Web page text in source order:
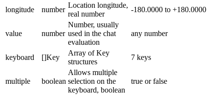
longitude
number
Location longitude,
real number
-180.0000 to +180.0000
value number
Number, usually
used in the chat
evaluation
any number
keyboard []Key
Array of Key
structures
7 keys
multiple boolean
Allows multiple
selection on the
keyboard, boolean
true or false